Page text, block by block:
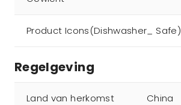
Product Icons(Dishwasher_ Safe)
Regelgeving
Land van herkomst China